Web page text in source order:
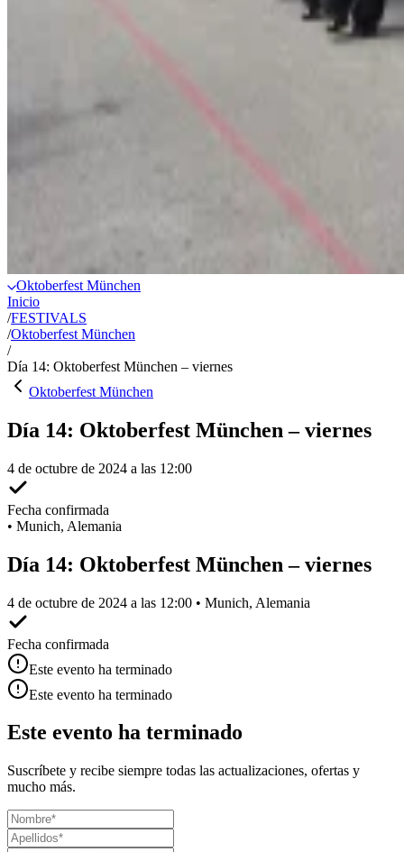
Oktoberfest München
Inicio
/FESTIVALS
/Oktoberfest München
/
Día 14: Oktoberfest München – viernes
Oktoberfest München
Día 14: Oktoberfest München – viernes
4 de octubre de 2024 a las 12:00
Fecha confirmada
• Munich, Alemania
Día 14: Oktoberfest München – viernes
4 de octubre de 2024 a las 12:00 • Munich, Alemania
Fecha confirmada
Este evento ha terminado
Este evento ha terminado
Este evento ha terminado
Suscríbete y recibe siempre todas las actualizaciones, ofertas y
mucho más.